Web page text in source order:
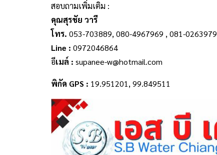
สอบถามเพิ่มเติม :
คุณสุรชัย วารี
โทร. 053-703889, 080-4967969 , 081-0263979
Line : 0972046864
อีเมล์ : supanee-w@hotmail.com
พิกัด GPS : 19.951201, 99.849511